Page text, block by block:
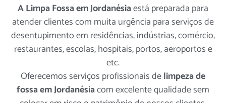
A Limpa Fossa em Jordanésiaestá preparada para
atender clientes com muita urgência para serviços de
desentupimento em residências, indústrias, comércio,
restaurantes, escolas, hospitais, portos, aeroportos e
etc.
Oferecemos serviços profissionais delimpeza de
fossa em Jordanésiacom excelente qualidade sem